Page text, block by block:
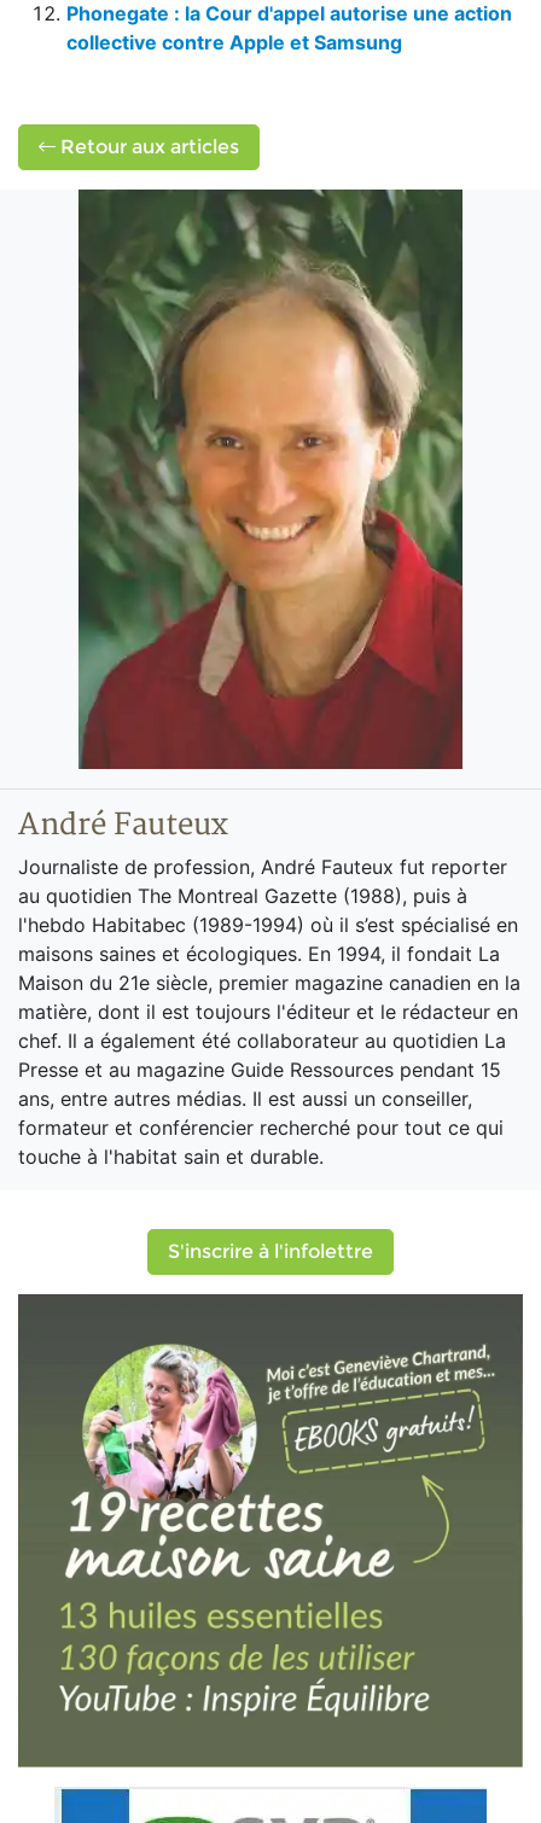
Phonegate : la Cour d'appel autorise une action
collective contre Apple et Samsung
Retour aux articles
André Fauteux
Journaliste de profession, André Fauteux fut reporter
au quotidien The Montreal Gazette (1988), puis à
l'hebdo Habitabec (1989-1994) où il s’est spécialisé en
maisons saines et écologiques. En 1994, il fondait La
Maison du 21e siècle, premier magazine canadien en la
matière, dont il est toujours l'éditeur et le rédacteur en
chef. Il a également été collaborateur au quotidien La
Presse et au magazine Guide Ressources pendant 15
ans, entre autres médias. Il est aussi un conseiller,
formateur et conférencier recherché pour tout ce qui
touche à l'habitat sain et durable.
S'inscrire à l'infolettre